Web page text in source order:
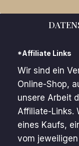
*Affiliate Links
Wir sind ein
Online-Shop,
unsere Arbeit
Affiliate-Links.
eines Kaufs,
vom jeweiligen